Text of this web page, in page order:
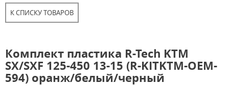
К СПИСКУ ТОВАРОВ
Комплект пластика R-Tech KTM
SX/SXF 125-450 13-15 (R-KITKTM-OEM-
594) оранж/белый/черный